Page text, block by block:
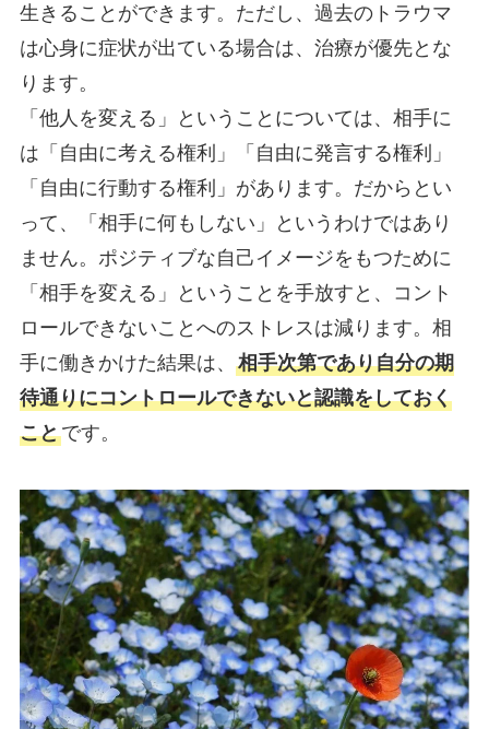
生きることができます。ただし、過去のトラウマ
は心身に症状が出ている場合は、治療が優先とな
ります。
「他人を変える」ということについては、相手に
は「自由に考える権利」「自由に発言する権利」
「自由に行動する権利」があります。だからとい
って、「相手に何もしない」というわけではあり
ません。ポジティブな自己イメージをもつために
「相手を変える」ということを手放すと、コント
ロールできないことへのストレスは減ります。相
手に働きかけた結果は、 相手次第であり自分の期
待通りにコントロールできないと認識をしておく
ことです。